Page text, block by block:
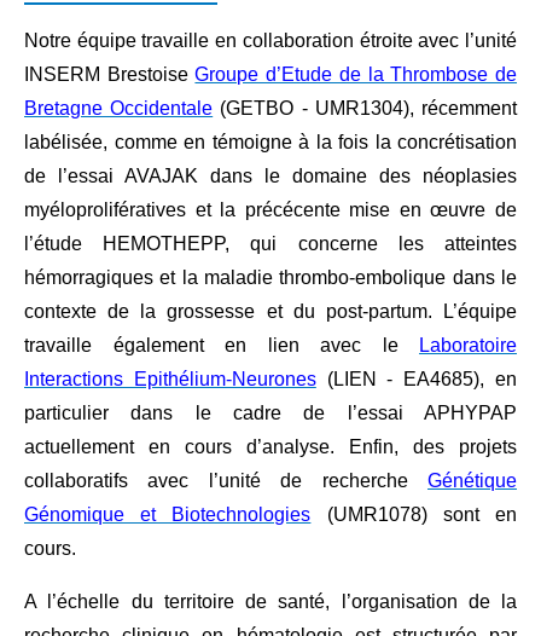
Notre équipe travaille en collaboration étroite avec l’unité
INSERM BrestoiseGroupe d’Etude de la Thrombose de
Bretagne Occidentale (GETBO - UMR1304), récemment
labélisée, comme en témoigne à la fois la concrétisation
de l’essai AVAJAK dans le domaine des néoplasies
myéloprolifératives et la précécente mise en œuvre de
l’étude HEMOTHEPP, qui concerne les atteintes
hémorragiques et la maladie thrombo-embolique dans le
contexte de la grossesse et du post-partum. L’équipe
travaille également en lien avec le
Laboratoire
Interactions Epithélium-Neurones(LIEN - EA4685), en
particulier dans le cadre de l’essai APHYPAP
actuellement en cours d’analyse. Enfin, des projets
collaboratifs avec l’unité de recherche Génétique
Génomique et Biotechnologies (UMR1078) sont en
cours.
A l’échelle du territoire de santé, l’organisation de la